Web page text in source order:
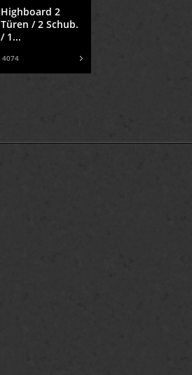
Highboard 2
Türen / 2 Schub.
/ 1...
4074